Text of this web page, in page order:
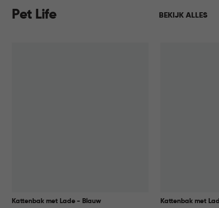
Pet Life BEKIJK ALLES
Kattenbak met Lade - Blauw Kattenbak met